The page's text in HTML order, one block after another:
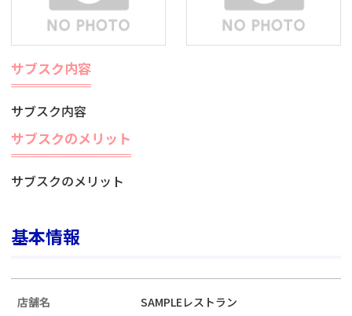
サブスク内容
サブスク内容
サブスクのメリット
サブスクのメリット
基本情報
店舗名 SAMPLEレストラン